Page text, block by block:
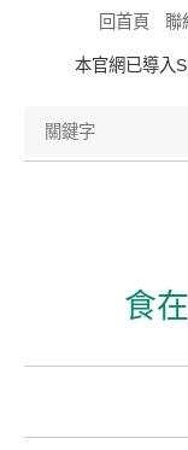
回首頁 聯
本官網已導入
食